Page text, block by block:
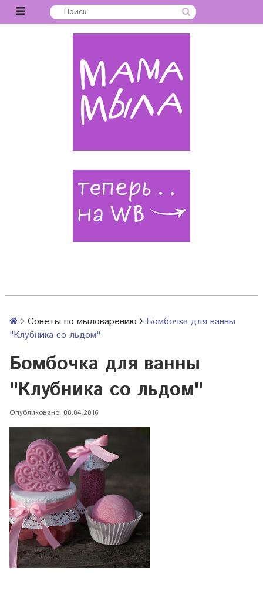
Советы по мыловарению
Бомбочка для ванны
"Клубника со льдом"
Бомбочка для ванны
"Клубника со льдом"
Опубликовано: 08.04.2016